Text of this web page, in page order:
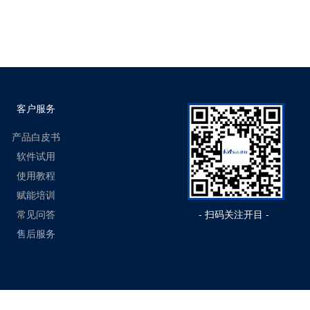
客户服务
产品白皮书
软件试用
使用教程
赋能培训
常见问答
售后服务
- 扫码关注开目 -